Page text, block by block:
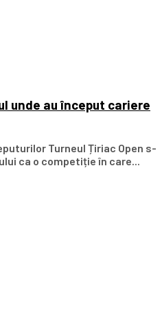
unde au început cariere
Turneul Țiriac Open s-
ca o competiție în care...